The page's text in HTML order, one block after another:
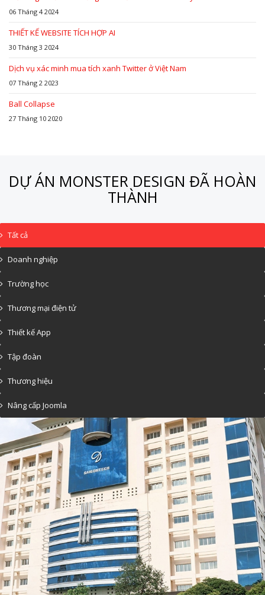
06 Tháng 4 2024
THIẾT KẾ WEBSITE TÍCH HỢP AI
30 Tháng 3 2024
Dịch vụ xác minh mua tích xanh Twitter ở Việt Nam
07 Tháng 2 2023
Ball Collapse
27 Tháng 10 2020
DỰ ÁN MONSTER DESIGN ĐÃ HOÀN
THÀNH
Tất cả
Doanh nghiệp
Trường học
Thương mại điện tử
Thiết kế App
Tập đoàn
Thương hiệu
Nâng cấp Joomla